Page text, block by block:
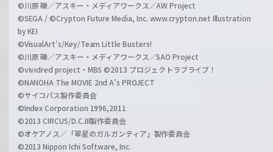
©川原 礫／アスキー・メディアワークス／AW Project
©SEGA / ©Crypton Future Media, Inc. www.crypton.net Illustration
by KEI
©VisualArt's/Key/Team Little Busters!
©川原 礫／アスキー・メディアワークス／SAO Project
©vividred project・MBS ©2013 プロジェクトラブライブ！
©NANOHA The MOVIE 2nd A's PROJECT
©サイコパス製作委員会
©Index Corporation 1996,2011
©2013 CIRCUS/D.C.III製作委員会
©オケアノス／「翠星のガルガンティア」製作委員会
©2013 Nippon Ichi Software, Inc.